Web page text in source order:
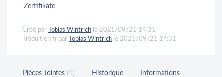
Zertifikate
Créé par Tobias Wintrich le 2021/09/21 14:31
Traduit en fr par
Tobias Wintrich le 2021/09/21 14:31
Pièces Jointes (1) Historique Informations